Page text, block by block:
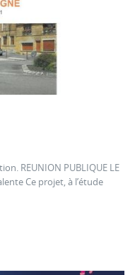
REUNION PUBLIQUE LE
Ce projet, à l’étude